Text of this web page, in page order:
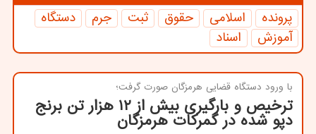
پرونده اسلامی حقوق ثبت جرم
دستگاه
آموزش
اسناد
با ورود دستگاه قضایی هرمزگان صورت گرفت؛
ترخیص و بارگیری بیش از ۱۲ هزار تن برنج
دپو شده در گمركات هرمزگان